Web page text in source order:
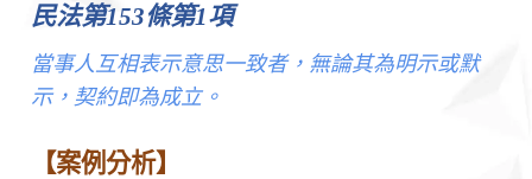
民法第153條第1項
當事人互相表示意思一致者，無論其為明示或默
示，契約即為成立。
【案例分析】